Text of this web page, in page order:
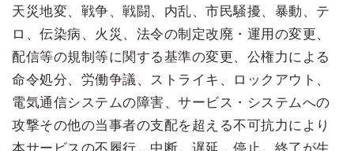
天災地変、戦争、戦闘、内乱、市民騒擾、暴動、テ
ロ、伝染病、火災、法令の制定改廃・運用の変更、
配信等の規制等に関する基準の変更、公権力による
命令処分、労働争議、ストライキ、ロックアウト、
電気通信システムの障害、サービス・システムへの
攻撃その他の当事者の支配を超える不可抗力により